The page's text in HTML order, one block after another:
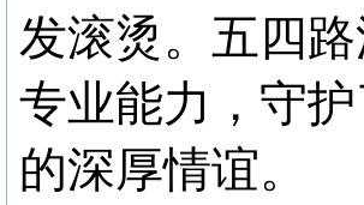
发滚烫。五四
专业能力，守
的深厚情谊。